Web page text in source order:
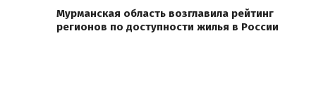
Мурманская область возглавила рейтинг
регионов по доступности жилья в России